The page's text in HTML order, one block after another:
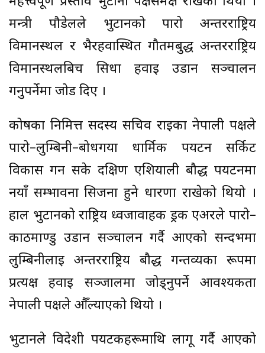
मन्त्री पौडेलले भुटानको पारो अन्तरराष्ट्रिय
विमानस्थल र भैरहवास्थित गौतमबुद्ध अन्तरराष्ट्रिय
विमानस्थलबिच सिधा हवाई उडान सञ्चालन
गर्नुपर्नेमा जोड दिए ।
कोषका निमित्त सदस्य सचिव राईका नेपाली पक्षले
पारो–लुम्बिनी–बोधगया धार्मिक पर्यटन सर्किट
विकास गर्न सके दक्षिण एशियाली बौद्ध पर्यटनमा
नयाँ सम्भावना सिर्जना हुने धारणा राखेको थियो ।
हाल भुटानको राष्ट्रिय ध्वजावाहक ड्रक एअरले पारो–
काठमाण्डु उडान सञ्चालन गर्दै आएको सन्दर्भमा
लुम्बिनीलाई अन्तरराष्ट्रिय बौद्ध गन्तव्यका रूपमा
प्रत्यक्ष हवाई सञ्जालमा जोड्नुपर्ने आवश्यकता
नेपाली पक्षले औँल्याएको थियो ।
भुटानले विदेशी पर्यटकहरूमाथि लागू गर्दै आएको